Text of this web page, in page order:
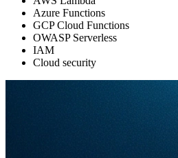
Azure Functions
GCP Cloud Functions
OWASP Serverless
IAM
Cloud security